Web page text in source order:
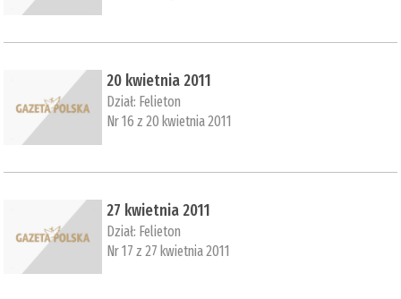
20 kwietnia 2011
Dział: Felieton
Nr 16 z 20 kwietnia 2011
27 kwietnia 2011
Dział: Felieton
Nr 17 z 27 kwietnia 2011